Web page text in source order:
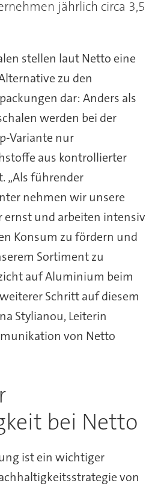
jährlich circa 3,5
stellen laut Netto eine
zu den
dar: Anders als
werden bei der
Variante nur
aus kontrollierter
„Als führender
nehmen wir unsere
und arbeiten intensiv
Konsum zu fördern und
Sortiment zu
auf Aluminium beim
Schritt auf diesem
Stylianou, Leiterin
von Netto
bei Netto
ist ein wichtiger
von